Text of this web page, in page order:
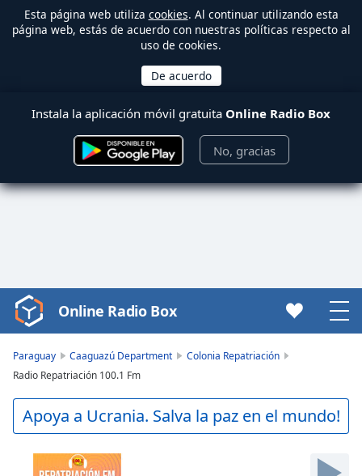
Esta página web utiliza cookies. Al continuar utilizando esta
página web, estás de acuerdo con nuestras políticas respecto al
uso de cookies.
Instala la aplicación móvil gratuita Online Radio Box
No, gracias
Video
Player
loading.
Video
Play
Backward
Skip
Online Radio Box
Paraguay Caaguazú Department
Colonia Repatriación
Radio Repatriación 100.1 Fm
Apoya a Ucrania. Salva la paz en el mundo!